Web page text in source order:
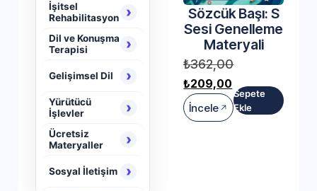
İşitsel
Rehabilitasyon
›
Dil ve Konuşma
Terapisi
›
Gelişimsel Dil ›
Yürütücü
İşlevler
›
Ücretsiz
Materyaller
›
Sosyal İletişim ›
Sözcük Başı: S
Sesi Genelleme
Materyali
₺362,00
₺209,00
İncele
Sepete
Ekle